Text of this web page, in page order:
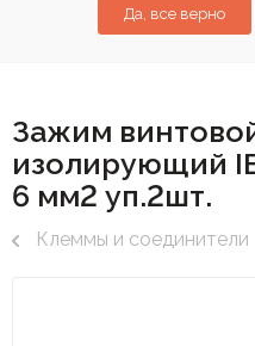
Да, все верно
Зажим
изолирующий
6 мм2 уп.2шт.
Клеммы и соединители